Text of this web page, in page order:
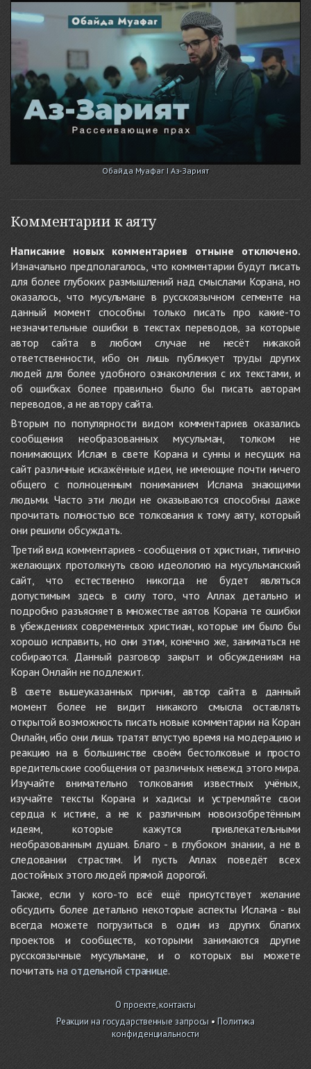
Обайда Муафаг I Аз-Зарият
Комментарии к аяту
Написание новых комментариев отныне отключено.
Изначально предполагалось, что комментарии будут писать
для более глубоких размышлений над смыслами Корана, но
оказалось, что мусульмане в русскоязычном сегменте на
данный момент способны только писать про какие-то
незначительные ошибки в текстах переводов, за которые
автор сайта в любом случае не несёт никакой
ответственности, ибо он лишь публикует труды других
людей для более удобного ознакомления с их текстами, и
об ошибках более правильно было бы писать авторам
переводов, а не автору сайта.
Вторым по популярности видом комментариев оказались
сообщения необразованных мусульман, толком не
понимающих Ислам в свете Корана и сунны и несущих на
сайт различные искажённые идеи, не имеющие почти ничего
общего с полноценным пониманием Ислама знающими
людьми. Часто эти люди не оказываются способны даже
прочитать полностью все толкования к тому аяту, который
они решили обсуждать.
Третий вид комментариев - сообщения от христиан, типично
желающих протолкнуть свою идеологию на мусульманский
сайт, что естественно никогда не будет являться
допустимым здесь в силу того, что Аллах детально и
подробно разъясняет в множестве аятов Корана те ошибки
в убеждениях современных христиан, которые им было бы
хорошо исправить, но они этим, конечно же, заниматься не
собираются. Данный разговор закрыт и обсуждениям на
Коран Онлайн не подлежит.
В свете вышеуказанных причин, автор сайта в данный
момент более не видит никакого смысла оставлять
открытой возможность писать новые комментарии на Коран
Онлайн, ибо они лишь тратят впустую время на модерацию и
реакцию на в большинстве своём бестолковые и просто
вредительские сообщения от различных невежд этого мира.
Изучайте внимательно толкования известных учёных,
изучайте тексты Корана и хадисы и устремляйте свои
сердца к истине, а не к различным новоизобретённым
идеям, которые кажутся привлекательными
необразованным душам. Благо - в глубоком знании, а не в
следовании страстям. И пусть Аллах поведёт всех
достойных этого людей прямой дорогой.
Также, если у кого-то всё ещё присутствует желание
обсудить более детально некоторые аспекты Ислама - вы
всегда можете погрузиться в один из других благих
проектов и сообществ, которыми занимаются другие
русскоязычные мусульмане, и о которых вы можете
почитатьна отдельной странице.
О проекте, контакты
Реакции на государственные запросы • Политика
конфиденциальности